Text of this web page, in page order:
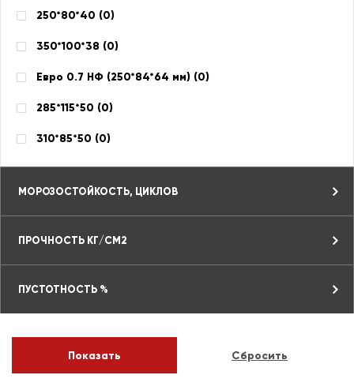
250*80*40 (0)
350*100*38 (0)
Евро 0.7 НФ (250*84*64 мм) (0)
285*115*50 (0)
310*85*50 (0)
МОРОЗОСТОЙКОСТЬ, ЦИКЛОВ
ПРОЧНОСТЬ КГ/СМ2
ПУСТОТНОСТЬ %